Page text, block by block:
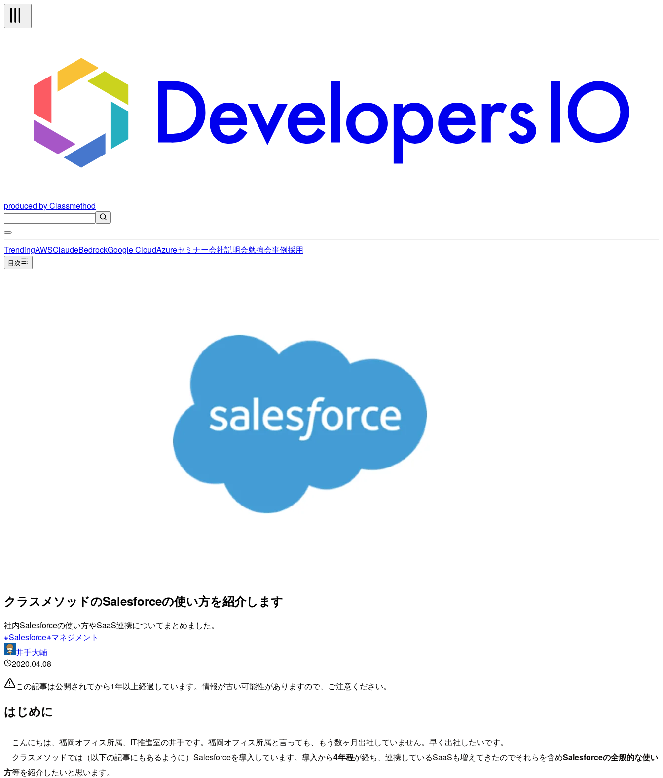
produced by Classmethod
TrendingAWSClaudeBedrockGoogle CloudAzureセミナー会社説明会勉強会事例採用
目次
クラスメソッドのSalesforceの使い方を紹介します
社内Salesforceの使い方やSaaS連携についてまとめました。
Salesforce マネジメント
井手大輔
2020.04.08
この記事は公開されてから1年以上経過しています。情報が古い可能性がありますので、ご注意ください。
はじめに
こんにちは、福岡オフィス所属、IT推進室の井手です。福岡オフィス所属と言っても、もう数ヶ月出社していません。早く出社したいです。
クラスメソッドでは（以下の記事にもあるように）Salesforceを導入しています。導入から4年程が経ち、連携しているSaaSも増えてきたのでそれらを含めSalesforceの全般的な使い
方等を紹介したいと思います。